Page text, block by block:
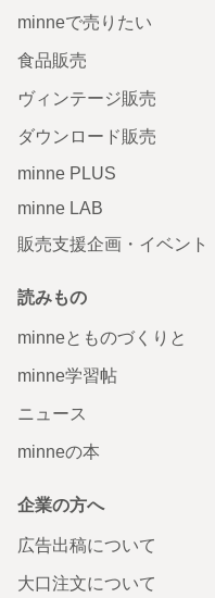
minneで売りたい
食品販売
ヴィンテージ販売
ダウンロード販売
minne PLUS
minne LAB
販売支援企画・イベント
読みもの
minneとものづくりと
minne学習帖
ニュース
minneの本
企業の方へ
広告出稿について
大口注文について